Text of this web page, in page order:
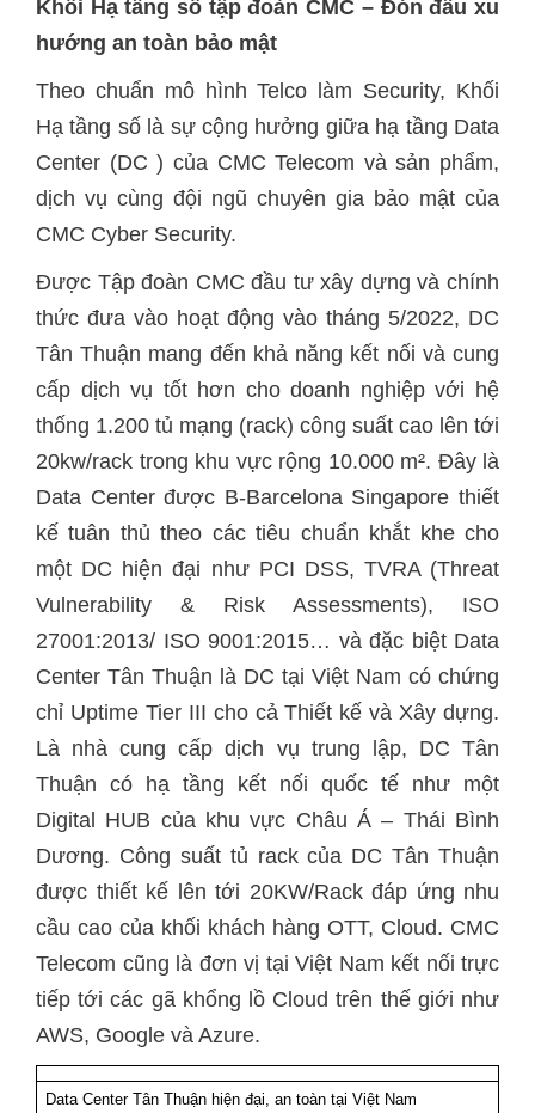
Khối Hạ tầng số tập đoàn CMC – Đón đầu xu
hướng an toàn bảo mật
Theo chuẩn mô hình Telco làm Security, Khối
Hạ tầng số là sự cộng hưởng giữa hạ tầng Data
Center (DC ) của CMC Telecom và sản phẩm,
dịch vụ cùng đội ngũ chuyên gia bảo mật của
CMC Cyber Security.
Được Tập đoàn CMC đầu tư xây dựng và chính
thức đưa vào hoạt động vào tháng 5/2022, DC
Tân Thuận mang đến khả năng kết nối và cung
cấp dịch vụ tốt hơn cho doanh nghiệp với hệ
thống 1.200 tủ mạng (rack) công suất cao lên tới
20kw/rack trong khu vực rộng 10.000 m². Đây là
Data Center được B-Barcelona Singapore thiết
kế tuân thủ theo các tiêu chuẩn khắt khe cho
một DC hiện đại như PCI DSS, TVRA (Threat
Vulnerability & Risk Assessments), ISO
27001:2013/ ISO 9001:2015… và đặc biệt Data
Center Tân Thuận là DC tại Việt Nam có chứng
chỉ Uptime Tier III cho cả Thiết kế và Xây dựng.
Là nhà cung cấp dịch vụ trung lập, DC Tân
Thuận có hạ tầng kết nối quốc tế như một
Digital HUB của khu vực Châu Á – Thái Bình
Dương. Công suất tủ rack của DC Tân Thuận
được thiết kế lên tới 20KW/Rack đáp ứng nhu
cầu cao của khối khách hàng OTT, Cloud. CMC
Telecom cũng là đơn vị tại Việt Nam kết nối trực
tiếp tới các gã khổng lồ Cloud trên thế giới như
AWS, Google và Azure.
Data Center Tân Thuận hiện đại, an toàn tại Việt Nam